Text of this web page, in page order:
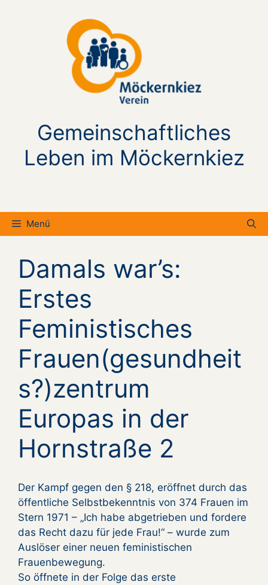
Gemeinschaftliches
Leben im Möckernkiez
Menü
Damals war’s:
Erstes
Feministisches
Frauen(gesundheit
s?)zentrum
Europas in der
Hornstraße 2
Der Kampf gegen den § 218, eröffnet durch das
öffentliche Selbstbekenntnis von 374 Frauen im
Stern 1971 – „Ich habe abgetrieben und fordere
das Recht dazu für jede Frau!“ – wurde zum
Auslöser einer neuen feministischen
Frauenbewegung.
So öffnete in der Folge das erste